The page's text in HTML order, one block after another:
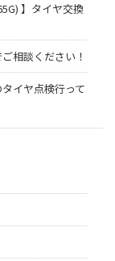
】タイヤ交換
相談ください！
イヤ点検行って